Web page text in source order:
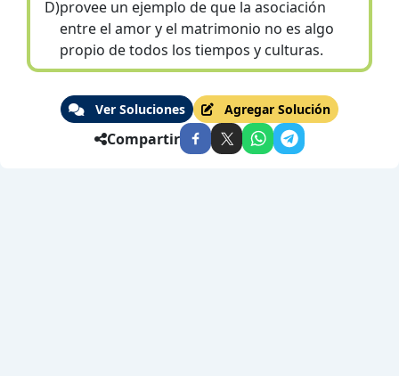
D)provee un ejemplo de que la asociación
entre el amor y el matrimonio no es algo
propio de todos los tiempos y culturas.
Ver Soluciones Agregar Solución
Compartir